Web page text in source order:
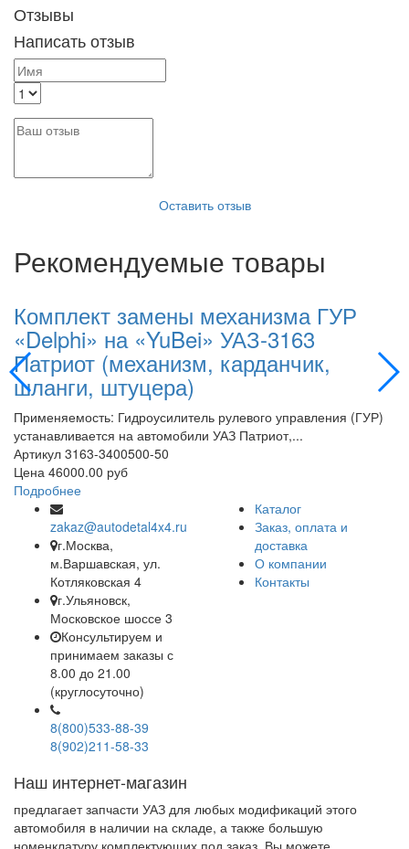
Отзывы
Написать отзыв
Оставить отзыв
Рекомендуемые товары
Комплект замены механизма ГУР
«Delphi» на «YuBei» УАЗ-3163
Патриот (механизм, карданчик,
шланги, штуцера)
Применяемость: Гидроусилитель рулевого управления (ГУР)
устанавливается на автомобили УАЗ Патриот,...
Артикул 3163-3400500-50
Цена 46000.00 руб
Подробнее
zakaz@autodetal4x4.ru
г.Москва,
м.Варшавская, ул.
Котляковская 4
г.Ульяновск,
Московское шоссе 3
Консультируем и
принимаем заказы с
8.00 до 21.00
(круглосуточно)
8(800)533-88-39
8(902)211-58-33
Каталог
Заказ, оплата и
доставка
О компании
Контакты
Наш интернет-магазин
предлагает запчасти УАЗ для любых модификаций этого
автомобиля в наличии на складе, а также большую
номенклатуру комплектующих под заказ. Вы можете